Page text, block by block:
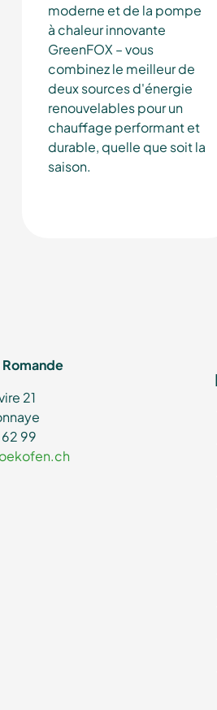
moderne et de la pompe
à chaleur innovante
GreenFOX – vous
combinez le meilleur de
deux sources d'énergie
renouvelables pour un
chauffage performant et
durable, quelle que soit la
saison.
Romande
21
99